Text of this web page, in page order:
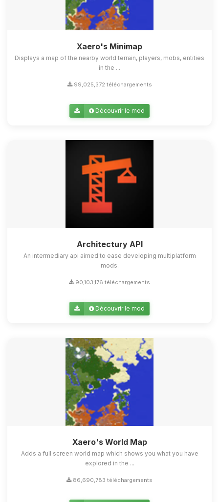
Xaero's Minimap
Displays a map of the nearby world terrain, players, mobs, entities
in the ...
99,025,372 téléchargements
Découvrir le mod
Architectury API
An intermediary api aimed to ease developing multiplatform
mods.
90,103,176 téléchargements
Découvrir le mod
Xaero's World Map
Adds a full screen world map which shows you what you have
explored in the ...
86,690,783 téléchargements